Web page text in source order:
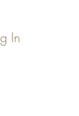
In